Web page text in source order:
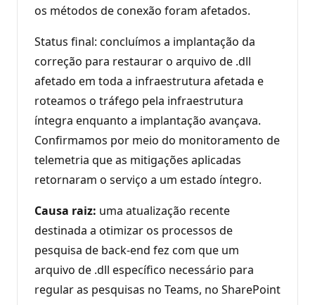
os métodos de conexão foram afetados.
Status final: concluímos a implantação da
correção para restaurar o arquivo de .dll
afetado em toda a infraestrutura afetada e
roteamos o tráfego pela infraestrutura
íntegra enquanto a implantação avançava.
Confirmamos por meio do monitoramento de
telemetria que as mitigações aplicadas
retornaram o serviço a um estado íntegro.
Causa raiz: uma atualização recente
destinada a otimizar os processos de
pesquisa de back-end fez com que um
arquivo de .dll específico necessário para
regular as pesquisas no Teams, no SharePoint